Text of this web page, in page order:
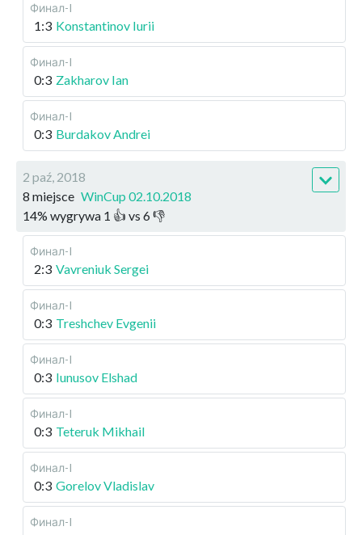
Финал-I
1:3 Konstantinov Iurii
Финал-I
0:3 Zakharov Ian
Финал-I
0:3 Burdakov Andrei
2 paź, 2018
8 miejsce WinCup 02.10.2018
14% wygrywa 1 👍 vs 6👎
Финал-I
2:3 Vavreniuk Sergei
Финал-I
0:3 Treshchev Evgenii
Финал-I
0:3 Iunusov Elshad
Финал-I
0:3 Teteruk Mikhail
Финал-I
0:3 Gorelov Vladislav
Финал-I